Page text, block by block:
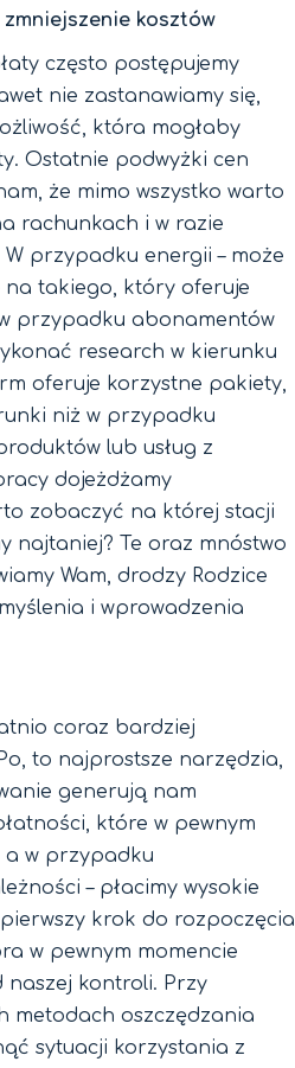
kosztów
często postępujemy
nie zastanawiamy się,
która mogłaby
Ostatnie podwyżki cen
że mimo wszystko warto
rachunkach i w razie
przypadku energii – może
takiego, który oferuje
przypadku abonamentów
research w kierunku
oferuje korzystne pakiety,
niż w przypadku
lub usług z
dojeżdżamy
zobaczyć na której stacji
najtaniej? Te oraz mnóstwo
Wam, drodzy Rodzice
i wprowadzenia
coraz bardziej
to najprostsze narzędzia,
generują nam
które w pewnym
a w przypadku
– płacimy wysokie
krok do rozpoczęcia
w pewnym momencie
naszej kontroli. Przy
metodach oszczędzania
sytuacji korzystania z